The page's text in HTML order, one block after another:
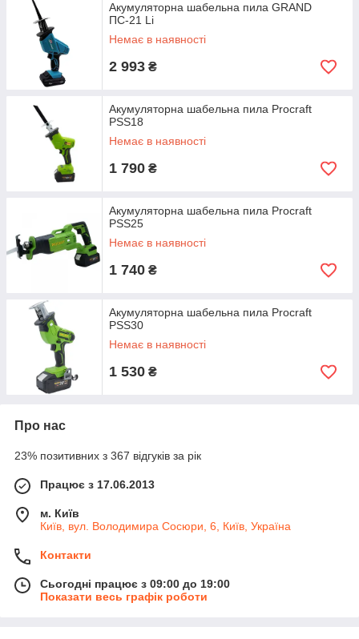
Акумуляторна шабельна пила GRAND
ПС-21 Li
Немає в наявності
2 993 ₴
Акумуляторна шабельна пила Procraft
PSS18
Немає в наявності
1 790 ₴
Акумуляторна шабельна пила Procraft
PSS25
Немає в наявності
1 740 ₴
Акумуляторна шабельна пила Procraft
PSS30
Немає в наявності
1 530 ₴
Про нас
23% позитивних з 367 відгуків за рік
Працює з 17.06.2013
м. Київ
Київ, вул. Володимира Сосюри, 6, Київ, Україна
Контакти
Сьогодні працює з 09:00 до 19:00
Показати весь графік роботи